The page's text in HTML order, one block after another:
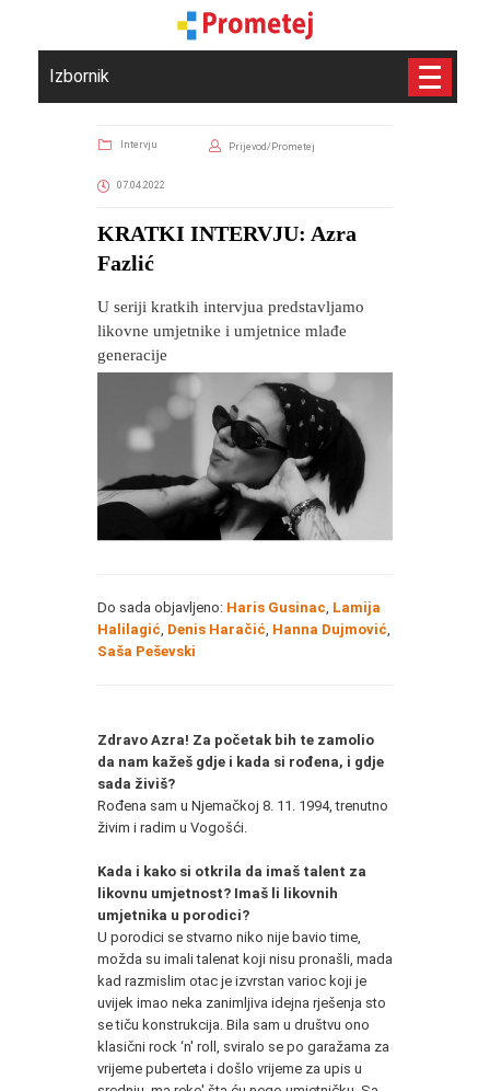
Izbornik
Intervju Prijevod/Prometej
07.04.2022
​KRATKI INTERVJU: Azra
Fazlić
U seriji kratkih intervjua predstavljamo
likovne umjetnike i umjetnice mlađe
generacije
Do sada objavljeno: Haris Gusinac Lamija
Halilagić Denis Haračić Hanna Dujmović
Saša Peševski
Zdravo Azra! Za početak bih te zamolio
da nam kažeš gdje i kada si rođena, i gdje
sada živiš?
Rođena sam u Njemačkoj 8. 11. 1994, trenutno
živim i radim u Vogošći.
Kada i kako si otkrila da imaš talent za
likovnu umjetnost? Imaš li likovnih
umjetnika u porodici?
U porodici se stvarno niko nije bavio time,
možda su imali talenat koji nisu pronašli, mada
kad razmislim otac je izvrstan varioc koji je
uvijek imao neka zanimljiva idejna rješenja sto
se tiču konstrukcija. Bila sam u društvu ono
klasični rock ‘n' roll, sviralo se po garažama za
vrijeme puberteta i došlo vrijeme za upis u